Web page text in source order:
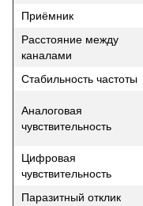
Приёмник
Расстояние между
каналами
Стабильность частоты
Аналоговая
чувствительность
Цифровая
чувствительность
Паразитный отклик